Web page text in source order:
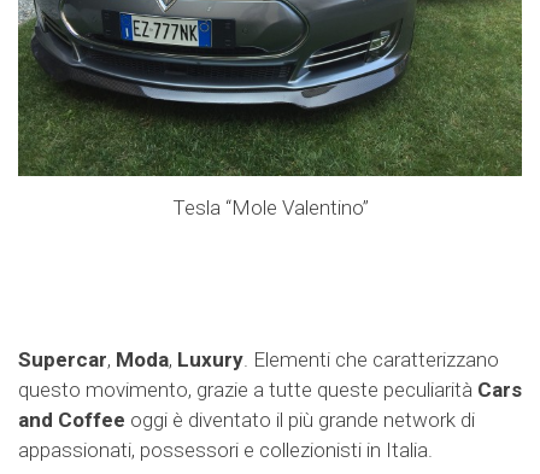
Tesla “Mole Valentino”
Supercar, Moda, Luxury . Elementi che caratterizzano
questo movimento, grazie a tutte queste peculiarità Cars
and Coffee oggi è diventato il più grande network di
appassionati, possessori e collezionisti in Italia.